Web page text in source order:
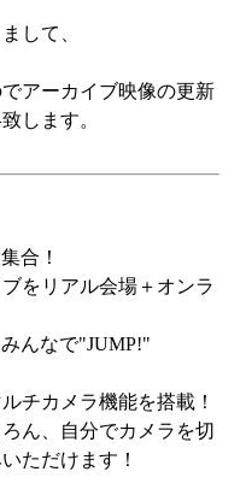
して、
アーカイブ映像の更新
します。
合！
をリアル会場＋オンラ
んなで"JUMP!"
チカメラ機能を搭載！
ん、自分でカメラを切
ただけます！